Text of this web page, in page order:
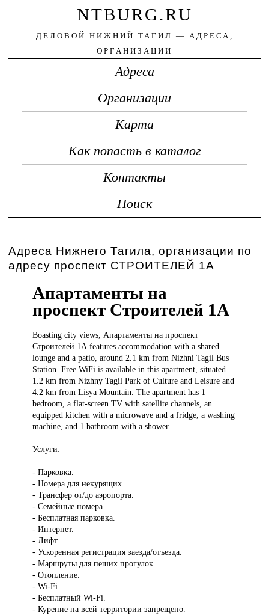
NTBURG.RU
ДЕЛОВОЙ НИЖНИЙ ТАГИЛ — АДРЕСА,
ОРГАНИЗАЦИИ
Адреса
Организации
Карта
Как попасть в каталог
Контакты
Поиск
Адреса Нижнего Тагила, организации по
адресу проспект СТРОИТЕЛЕЙ 1А
Апартаменты на
проспект Строителей 1А
Boasting cityviews, Апартаменты на проспект
Строителей 1А features accommodation with a shared
lounge and a patio, around 2.1 km from Nizhni Tagil Bus
Station. Free WiFi is available in this apartment, situated
1.2 km from Nizhny Tagil Park of Culture and Leisure and
4.2 km from Lisya Mountain. The apartment has 1
bedroom, a flat-screen TV with satellite channels, an
equipped kitchen with a microwave and a fridge, a washing
machine, and 1 bathroom with a shower.
Услуги:
- Парковка.
- Номера для некурящих.
- Трансфер от/до аэропорта.
- Семейные номера.
- Бесплатная парковка.
- Интернет.
- Лифт.
- Ускоренная регистрация заезда/отъезда.
- Маршруты для пеших прогулок.
- Отопление.
- Wi-Fi.
- Бесплатный Wi-Fi.
- Курение на всей территории запрещено.